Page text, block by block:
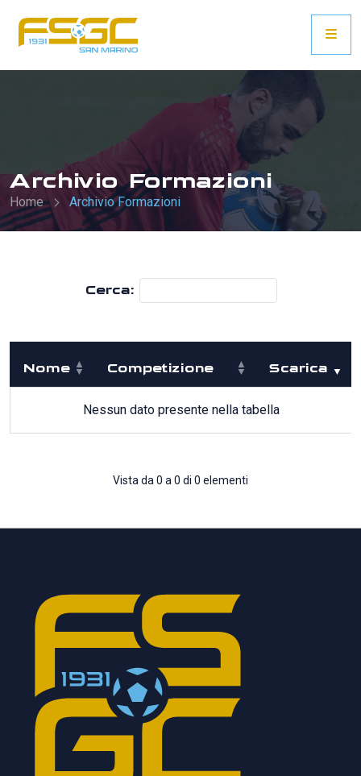
Archivio Formazioni
Home Archivio Formazioni
Cerca:
Nome Competizione Scarica
Nessun dato presente nella tabella
Vista da 0 a 0 di 0 elementi